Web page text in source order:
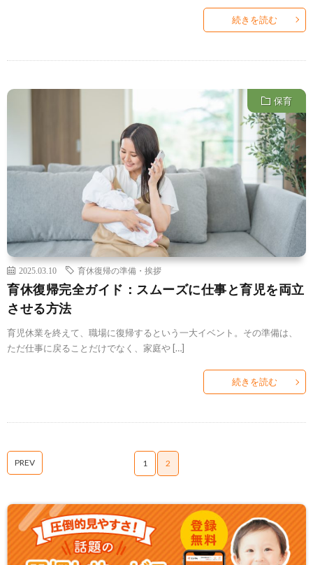
続きを読む
保育
2025.03.10 育休復帰の準備・挨拶
育休復帰完全ガイド：スムーズに仕事と育児を両立
させる方法
育児休業を終えて、職場に復帰するという一大イベント。その準備は、
ただ仕事に戻ることだけでなく、家庭や […]
続きを読む
PREV 1 2